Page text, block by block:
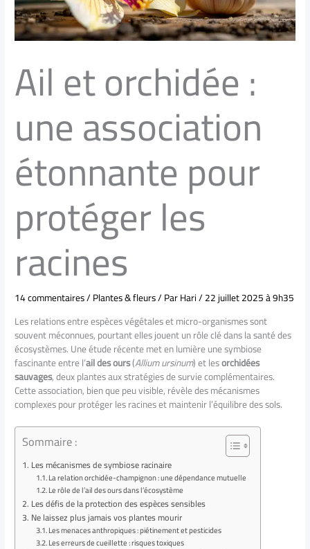
Ail et orchidée :
une association
étonnante pour
protéger les
racines
14 commentaires/Plantes & fleurs/ ParHari/22 juillet 2025 à 9h35
Les relations entre espèces végétales et micro-organismes sont
souvent méconnues, pourtant elles jouent un rôle clé dans la santé des
écosystèmes. Une étude récente met en lumière une symbiose
fascinante entre l’ail des ours(Allium ursinum) et lesorchidées
sauvages, deux plantes aux stratégies de survie complémentaires.
Cette association, bien que peu visible, révèle des mécanismes
complexes pour protéger les racines et maintenir l’équilibre des sols.
Sommaire :
Les mécanismes de symbiose racinaire
La relation orchidée-champignon : une dépendance mutuelle
Le rôle de l’ail des ours dans l’écosystème
Les défis de la protection des espèces sensibles
Ne laissez plus jamais vos plantes mourir
Les menaces anthropiques : piétinement et pesticides
Les erreurs de cueillette : risques toxiques